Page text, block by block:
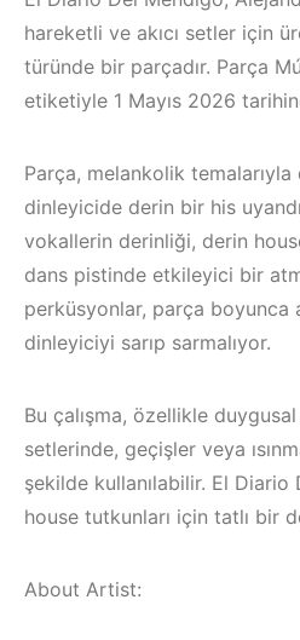
hareketli ve akıcı setler için
türünde bir parçadır. Parça
etiketiyle 1 Mayıs 2026
Parça, melankolik
dinleyicide derin bir his
vokallerin derinliği, derin
dans pistinde etkileyici bir
perküsyonlar, parça boyunca
dinleyiciyi sarıp sarmalıyor.
Bu çalışma, özellikle
setlerinde, geçişler veya
şekilde kullanılabilir. El
house tutkunları için tatlı bir
About Artist: